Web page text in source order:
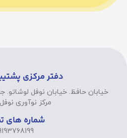
دفتر مرکزی
مرکز نوآوری
شماره های